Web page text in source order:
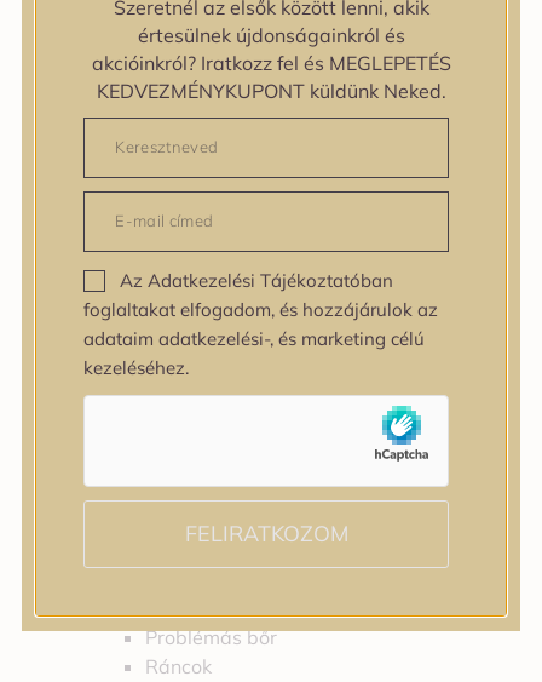
zipiderm
Bőrállapot
Bőrállapot
Bőrtípus
Bőrtípus
Kombinált
Száraz
Zsíros
Bőrprobléma
Bőrprobléma
Bőrpír
Dehidratált bőr
Érzékeny bőr
Fakóság
Problémás bőr
Ráncok
Szeretnél az elsők között lenni, akik
értesülnek újdonságainkról és
akcióinkról? Iratkozz fel és MEGLEPETÉS
KEDVEZMÉNYKUPONT küldünk Neked.
Az Adatkezelési Tájékoztatóban
foglaltakat elfogadom, és hozzájárulok az
adataim adatkezelési-, és marketing célú
kezeléséhez.
FELIRATKOZOM